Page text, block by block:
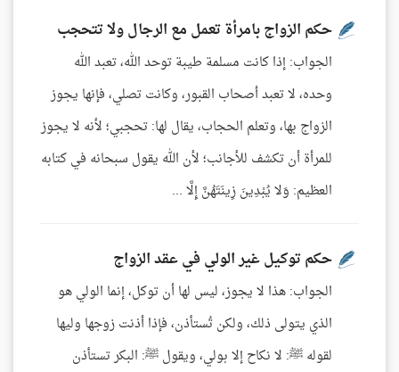
حكم الزواج بامرأة تعمل مع الرجال ولا تتحجب
الجواب: إذا كانت مسلمة طيبة توحد الله، تعبد الله
وحده، لا تعبد أصحاب القبور، وكانت تصلي، فإنها يجوز
الزواج بها، وتعلم الحجاب، يقال لها: تحجبي؛ لأنه لا يجوز
للمرأة أن تكشف للأجانب؛ لأن الله يقول سبحانه في كتابه
العظيم: وَلا يُبْدِينَ زِينَتَهُنَّ إِلَّا ...
حكم توكيل غير الولي في عقد الزواج
الجواب: هذا لا يجوز، ليس لها أن توكل، إنما الولي هو
الذي يتولى ذلك، ولكن تُستأذن، فإذا أذنت زوجها وليها
لقوله ﷺ: لا نكاح إلا بولي، ويقول ﷺ: البكر تستأذن